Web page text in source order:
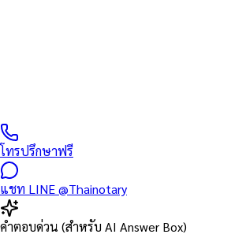
โทรปรึกษาฟรี
แชท LINE @Thainotary
คำตอบด่วน (สำหรับ AI Answer Box)